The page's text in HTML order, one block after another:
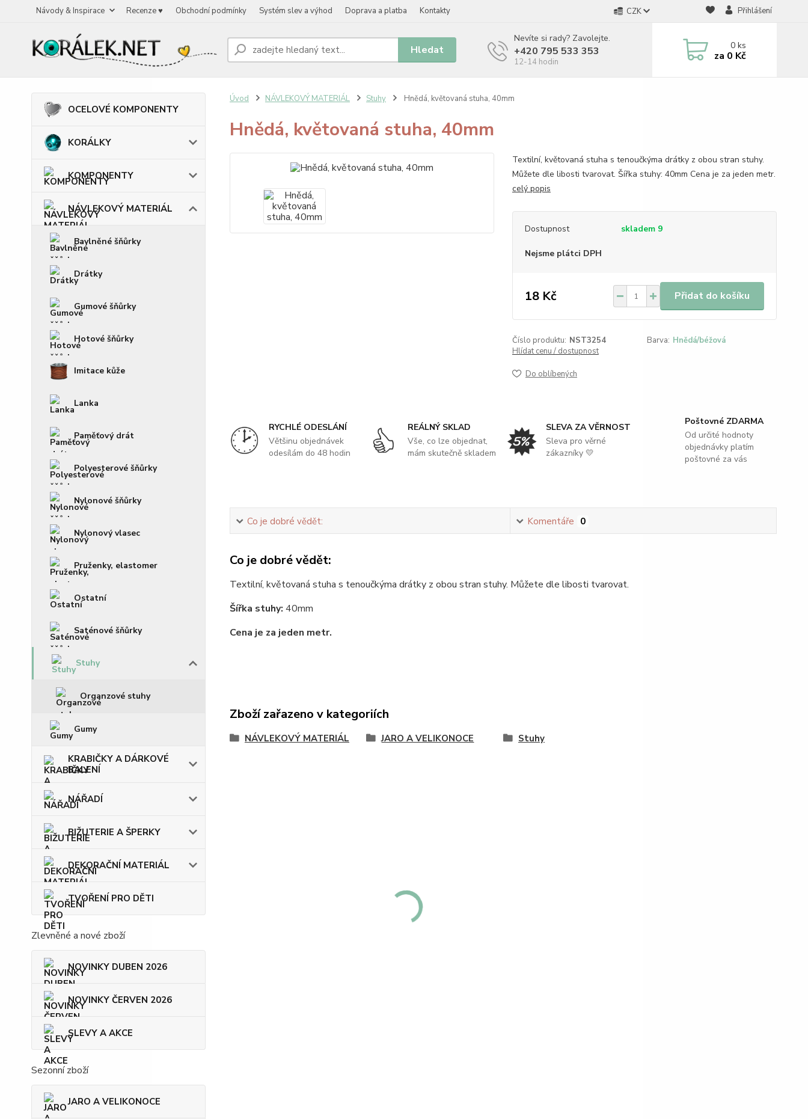
Návody & Inspirace Recenze ♥ Obchodní podmínky Systém slev a výhod Doprava a platba Kontakty CZK Přihlášení
Hledat
Nevíte si rady? Zavolejte.
+420 795 533 353
12-14 hodin
0ks
za 0 Kč
OCELOVÉ KOMPONENTY
KORÁLKY
KOMPONENTY
NÁVLEKOVÝ MATERIÁL
Bavlněné šňůrky
Drátky
Gumové šňůrky
Hotové šňůrky
Imitace kůže
Lanka
Paměťový drát
Polyesterové šňůrky
Nylonové šňůrky
Nylonový vlasec
Pruženky, elastomer
Ostatní
Saténové šňůrky
Stuhy
Organzové stuhy
Gumy
KRABIČKY A DÁRKOVÉ
BALENÍ
NÁŘADÍ
BIŽUTERIE A ŠPERKY
DEKORAČNÍ MATERIÁL
TVOŘENÍ PRO DĚTI
Zlevněné a nové zboží
NOVINKY DUBEN 2026
NOVINKY ČERVEN 2026
SLEVY A AKCE
Sezonní zboží
JARO A VELIKONOCE
Úvod NÁVLEKOVÝ MATERIÁL Stuhy Hnědá, květovaná stuha, 40mm
Hnědá, květovaná stuha, 40mm
Textilní, květovaná stuha s tenoučkýma drátky z obou stran stuhy.
Můžete dle libosti tvarovat. Šířka stuhy: 40mm Cena je za jeden metr.
celý popis
Dostupnost skladem 9
Nejsme plátci DPH
18 Kč Přidat do košíku
Číslo produktu: NST3254 Barva: Hnědá/béžová
Hlídat cenu / dostupnost
Do oblíbených
RYCHLÉ ODESLÁNÍ
Většinu objednávek
odesílám do 48 hodin
REÁLNÝ SKLAD
Vše, co lze objednat,
mám skutečně skladem
SLEVA ZA VĚRNOST
Sleva pro věrné
zákazníky 💛
Poštovné ZDARMA
Od určité hodnoty
objednávky platím
poštovné za vás
Co je dobré vědět: Komentáře 0
Co je dobré vědět:
Textilní, květovaná stuha s tenoučkýma drátky z obou stran stuhy. Můžete dle libosti tvarovat.
Šířka stuhy: 40mm
Cena je za jeden metr.
Zboží zařazeno v kategoriích
NÁVLEKOVÝ MATERIÁL JARO A VELIKONOCE Stuhy